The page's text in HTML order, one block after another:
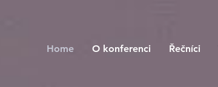
Home O konferenci Řečníci